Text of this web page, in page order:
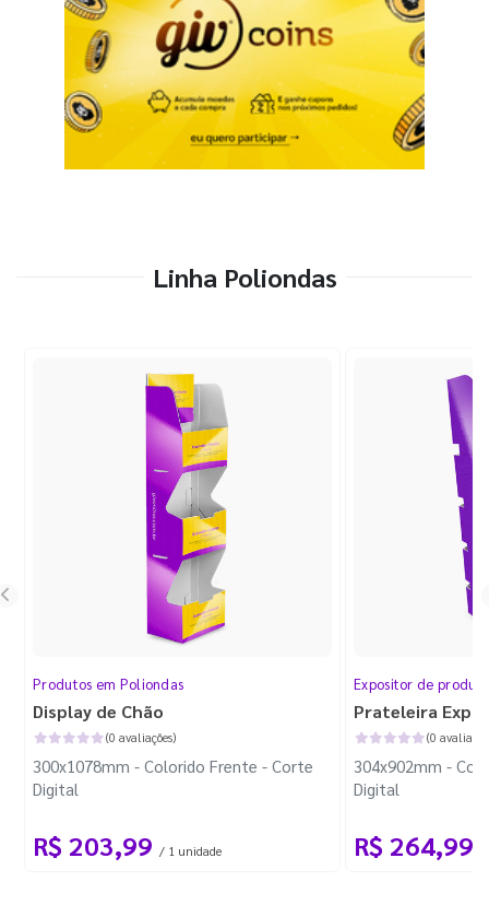
Linha Poliondas
Produtos em Poliondas
Display de Chão
(0 avaliações)
300x1078mm - Colorido Frente - Corte
Digital
R$ 203,99 / 1 unidade
Expositor de
Prateleira
(0
304x902mm -
Digital
R$ 264,99